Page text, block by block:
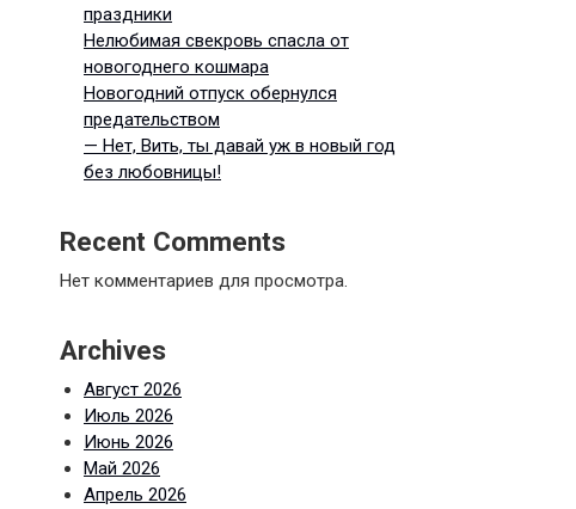
праздники
Нелюбимая свекровь спасла от
новогоднего кошмара
Новогодний отпуск обернулся
предательством
— Нет, Вить, ты давай уж в новый год
без любовницы!
Recent Comments
Нет комментариев для просмотра.
Archives
Август 2026
Июль 2026
Июнь 2026
Май 2026
Апрель 2026